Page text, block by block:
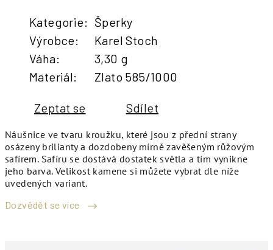
Náušnice ve tvaru kroužku, které jsou z přední strany
osázeny brilianty a dozdobeny mírně zavěšeným růžovým
safírem. Safíru se dostává dostatek světla a tím vynikne
jeho barva. Velikost kamene si můžete vybrat dle níže
uvedených variant.
Dozvědět se více
Kategorie: Šperky
Výrobce:
Karel Stoch
Váha:
3,30 g
Materiál: Zlato 585/1000
Zeptat se Sdílet